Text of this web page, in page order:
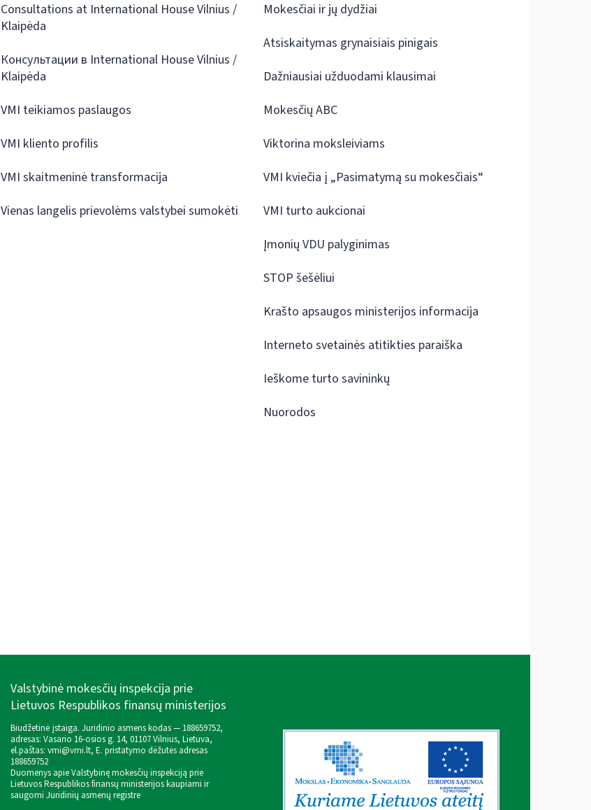
Consultations at International House Vilnius /
Klaipėda
Консультации в International House Vilnius /
Klaipėda
VMI teikiamos paslaugos
VMI kliento profilis
VMI skaitmeninė transformacija
Vienas langelis prievolėms valstybei sumokėti
Mokesčiai ir jų dydžiai
Atsiskaitymas grynaisiais pinigais
Dažniausiai užduodami klausimai
Mokesčių ABC
Viktorina moksleiviams
VMI kviečia į „Pasimatymą su mokesčiais“
VMI turto aukcionai
Įmonių VDU palyginimas
STOP šešėliui
Krašto apsaugos ministerijos informacija
Interneto svetainės atitikties paraiška
Ieškome turto savininkų
Nuorodos
Valstybinė mokesčių inspekcija prie
Lietuvos Respublikos finansų ministerijos
Biudžetinė įstaiga. Juridinio asmens kodas — 188659752,
adresas: Vasario 16-osios g. 14, 01107 Vilnius, Lietuva,
el.paštas: vmi@vmi.lt, E. pristatymo dėžutės adresas
188659752
Duomenys apie Valstybinę mokesčių inspekciją prie
Lietuvos Respublikos finansų ministerijos kaupiami ir
saugomi Juridinių asmenų registre